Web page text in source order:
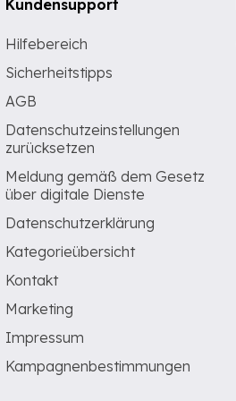
Kundensupport
Hilfebereich
Sicherheitstipps
AGB
Datenschutzeinstellungen
zurücksetzen
Meldung gemäß dem Gesetz
über digitale Dienste
Datenschutzerklärung
Kategorieübersicht
Kontakt
Marketing
Impressum
Kampagnenbestimmungen